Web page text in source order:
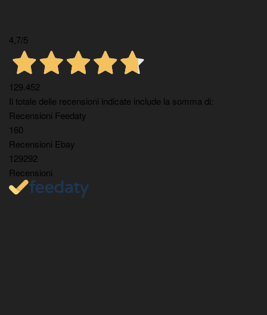
4,7/5
129.452
Il totale delle recensioni indicate include la somma di:
Recensioni Feedaty
160
Recensioni Ebay
129292
Recensioni